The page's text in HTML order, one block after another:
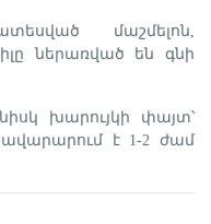
մաշմելոն,
ներառված են գնի
խարույկի փայտ՝
է 1-2 ժամ